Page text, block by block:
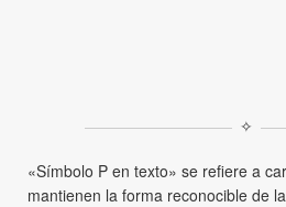
✧
«Símbolo P en texto» se refiere a
mantienen la forma reconocible de